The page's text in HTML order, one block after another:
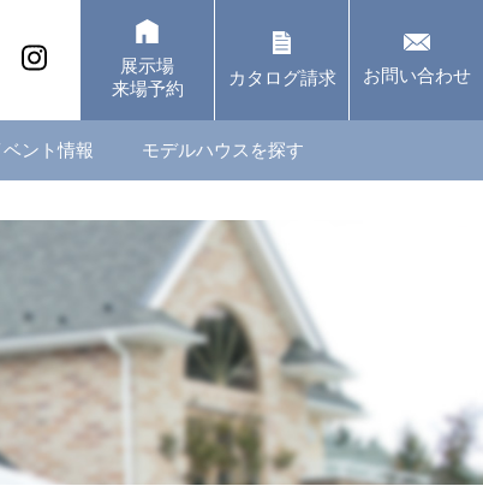
展示場
来場予約
カタログ請求 お問い合わせ
ベント情報 モデルハウスを探す